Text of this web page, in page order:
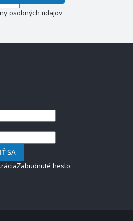
osobných údajov
SA
Zabudnuté heslo